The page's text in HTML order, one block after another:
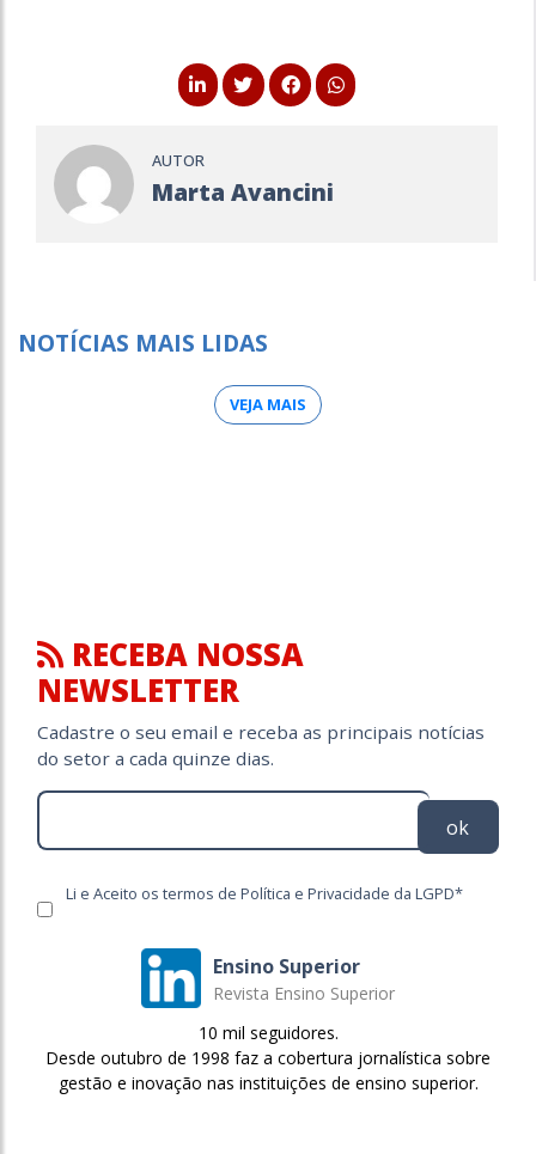
AUTOR
Marta Avancini
NOTÍCIAS MAIS LIDAS
VEJA MAIS
RECEBA NOSSA
NEWSLETTER
Cadastre o seu email e receba as principais notícias
do setor a cada quinze dias.
ok
Li e Aceito os termos de Política e Privacidade da LGPD*
Ensino Superior
Revista Ensino Superior
10 mil seguidores.
Desde outubro de 1998 faz a cobertura jornalística sobre
gestão e inovação nas instituições de ensino superior.